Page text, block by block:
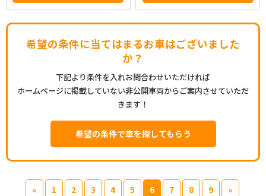
希望の条件に当てはまるお車はございました
か？
下記より条件を入れお問合わせいただければ
ホームページに掲載していない非公開車両からご案内させていただ
きます！
希望の条件で車を探してもらう
« 1 2 3 4 5 6 7 8 9 »